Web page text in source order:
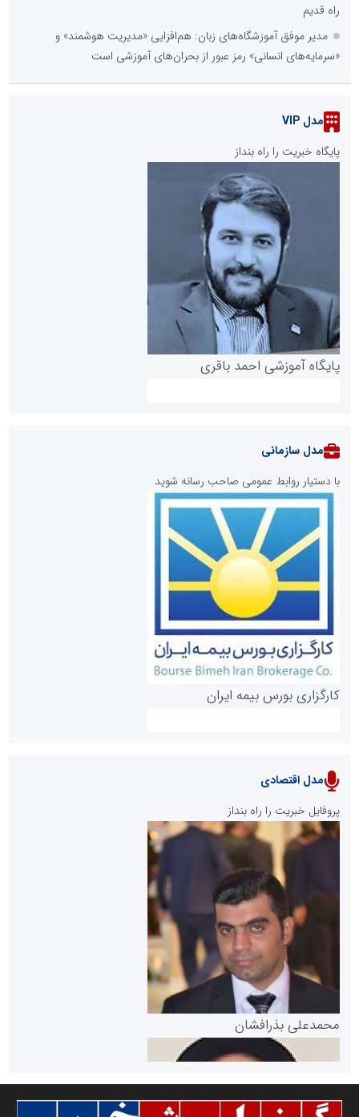
راه قدیم
مدیر موفق آموزشگاه‌های زبان: هم‌افزایی «مدیریت هوشمند» و
«سرمایه‌های انسانی» رمز عبور از بحران‌های آموزشی است
مدل VIP
پایگاه خبریت را راه بنداز
پایگاه آموزشی احمد باقری
روابط عمومی خبرگزاری گزارش خبر
پایگاه خبری نهضت ملی مسکن
پایگاه خبری گفتمان یزد
مدل سازمانی
با دستیار روابط عمومی صاحب رسانه شوید
کارگزاری بورس بیمه ایران
سازمان بورس و اوراق بهادار
مرجع اخبار موثق در بازارسرمایه
مدل اقتصادی
پروفایل خبریت را راه بنداز
محمدعلی بذرافشان